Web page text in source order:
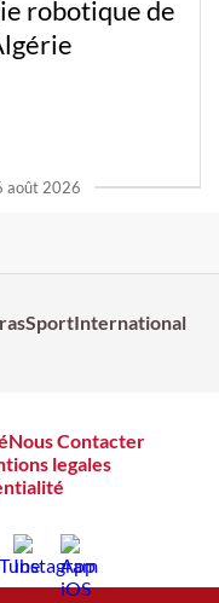
robotique de
août 2026
SportInternational
Nous Contacter
legales